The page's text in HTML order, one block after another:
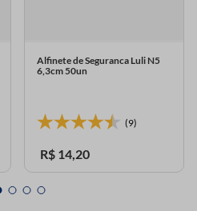
Alfinete de Seguranca Luli N5
6,3cm 50un
(9)
R$ 14,20